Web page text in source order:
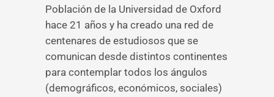
Población de la Universidad de Oxford
hace 21 años y ha creado una red de
centenares de estudiosos que se
comunican desde distintos continentes
para contemplar todos los ángulos
(demográficos, económicos, sociales)